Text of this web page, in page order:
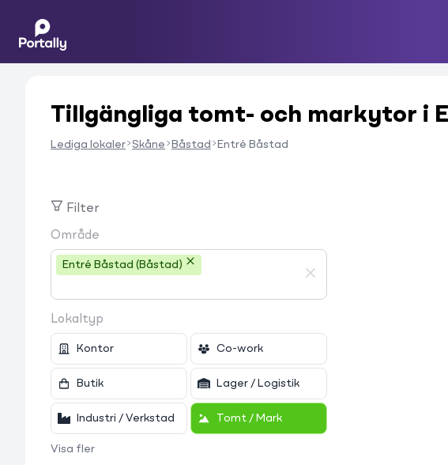
Tillgängliga tomt- och markytor i
Lediga lokaler Skåne Båstad Entré Båstad
Filter
Område
Entré Båstad (Båstad)
Lokaltyp
Kontor Co-work
Butik Lager / Logistik
Industri / Verkstad Tomt / Mark
Visa fler